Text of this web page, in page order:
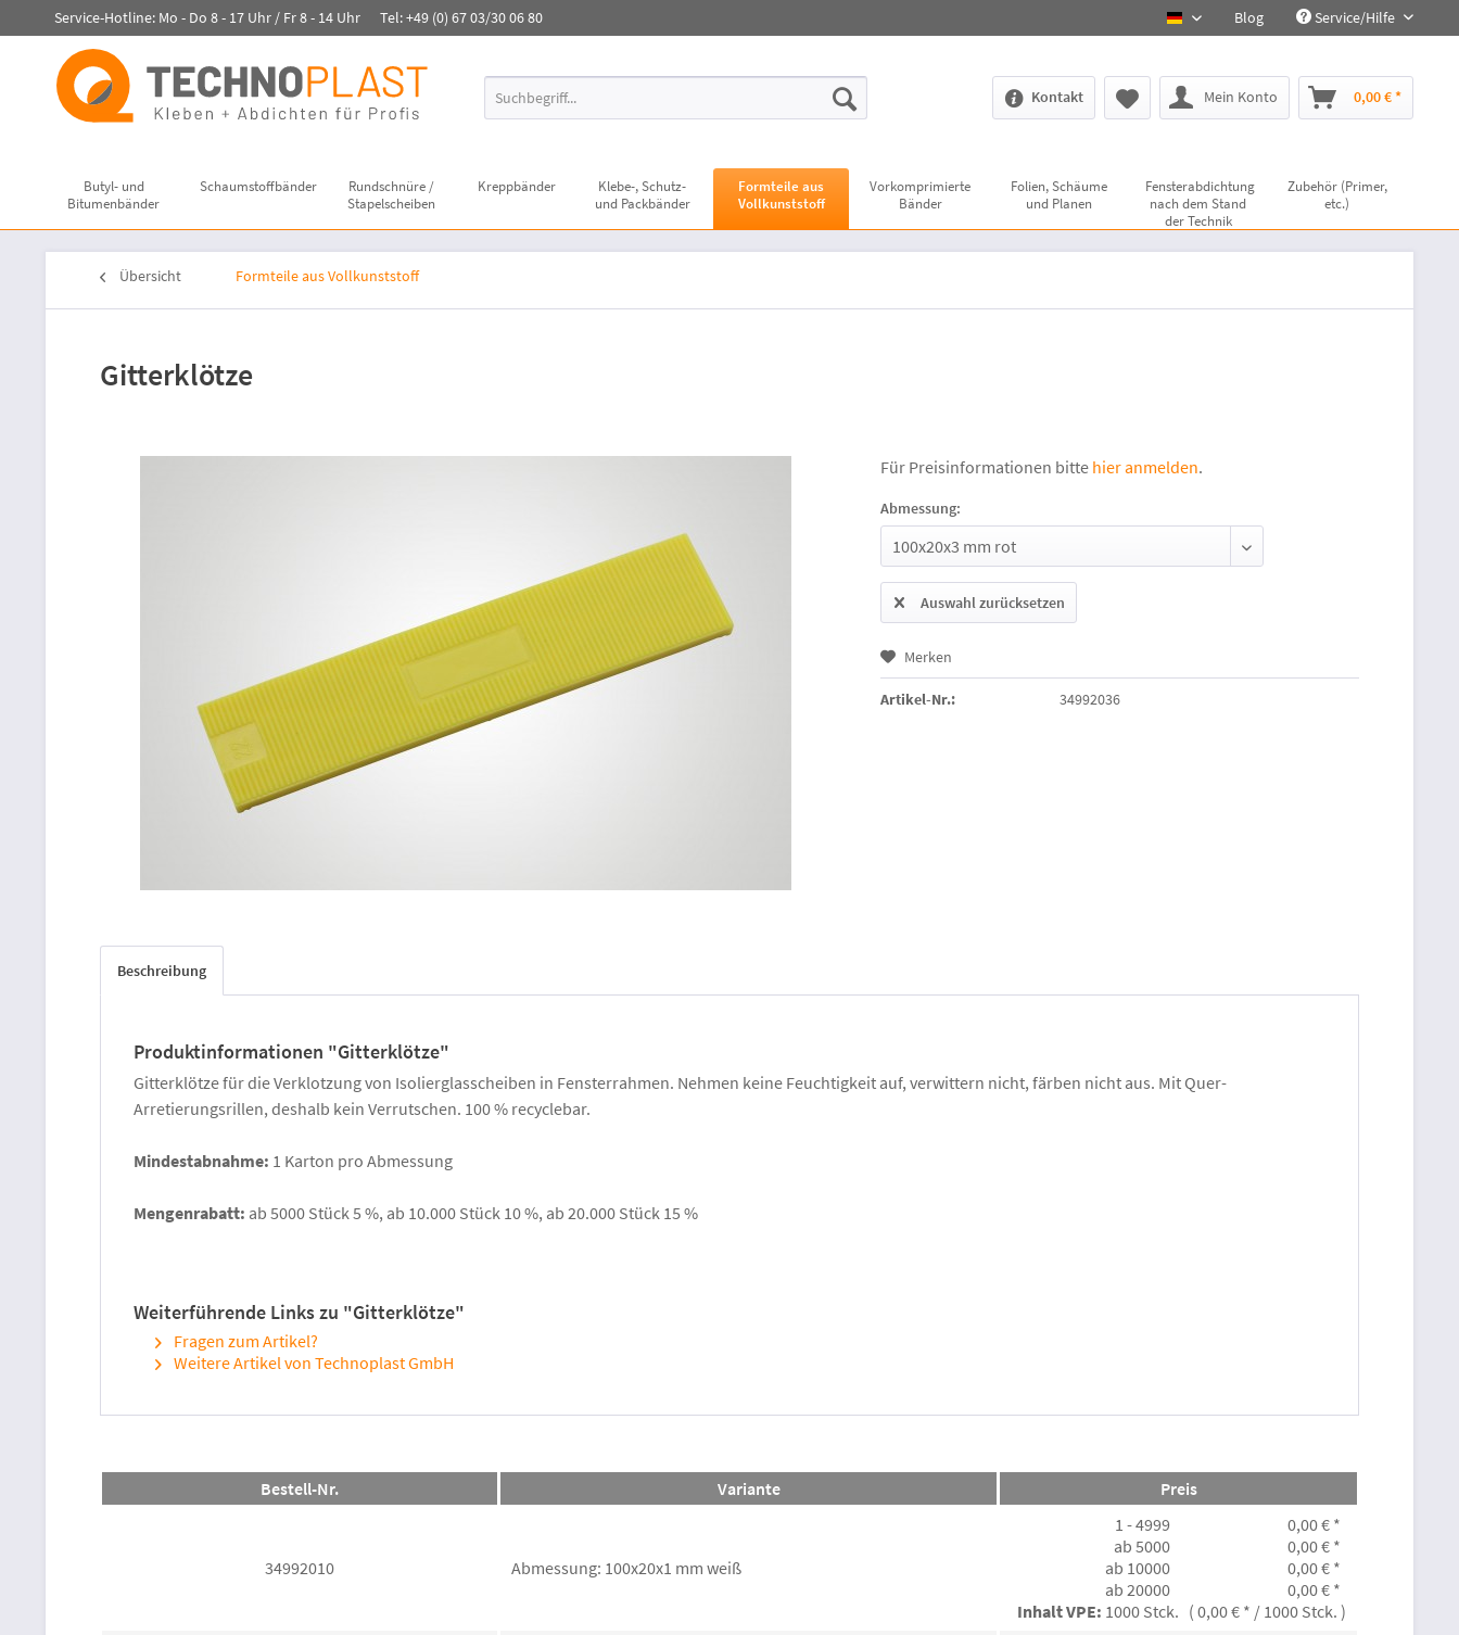
Service-Hotline: Mo - Do 8 - 17 Uhr / Fr 8 - 14 Uhr Tel: +49 (0) 67 03/30 06 80 deutsch Blog Service/Hilfe
Kontakt Mein Konto 0,00 € *
Butyl- und
Bitumenbänder
Schaumstoffbänder
Rundschnüre /
Stapelscheiben
Kreppbänder
Klebe-, Schutz-
und Packbänder
Formteile aus
Vollkunststoff
Vorkomprimierte
Bänder
Folien, Schäume
und Planen
Fensterabdichtung
nach dem Stand
der Technik
Zubehör (Primer,
etc.)
Übersicht Formteile aus Vollkunststoff
Gitterklötze
Für Preisinformationen bitte hier anmelden.
Abmessung:
Auswahl zurücksetzen
Merken
Artikel-Nr.: 34992036
Beschreibung
Produktinformationen "Gitterklötze"
Gitterklötze für die Verklotzung von Isolierglasscheiben in Fensterrahmen. Nehmen keine Feuchtigkeit auf, verwittern nicht, färben nicht aus. Mit Quer-
Arretierungsrillen, deshalb kein Verrutschen. 100 % recyclebar.
Mindestabnahme: 1 Karton pro Abmessung
Mengenrabatt: ab 5000 Stück 5 %, ab 10.000 Stück 10 %, ab 20.000 Stück 15 %
Weiterführende Links zu "Gitterklötze"
Fragen zum Artikel?
Weitere Artikel von Technoplast GmbH
Bestell-Nr. Variante Preis
34992010 Abmessung: 100x20x1 mm weiß
1 - 4999
0,00 € *
ab 5000
0,00 € *
ab 10000
0,00 € *
ab 20000
0,00 € *
Inhalt VPE: 1000 Stck. ( 0,00 € * / 1000 Stck. )